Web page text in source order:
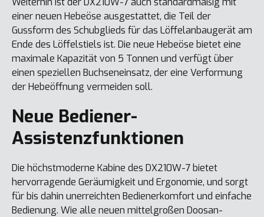
einer neuen Hebeöse ausgestattet, die Teil der
Gussform des Schubglieds für das Löffelanbaugerät am
Ende des Löffelstiels ist. Die neue Hebeöse bietet eine
maximale Kapazität von 5 Tonnen und verfügt über
einen speziellen Buchseneinsatz, der eine Verformung
der Hebeöffnung vermeiden soll.
Neue Bediener-
Assistenzfunktionen
Die höchstmoderne Kabine des DX210W-7 bietet
hervorragende Geräumigkeit und Ergonomie, und sorgt
für bis dahin unerreichten Bedienerkomfort und einfache
Bedienung. Wie alle neuen mittelgroßen Doosan-